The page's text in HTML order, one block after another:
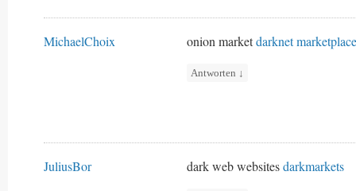
MichaelChoix onion marketdarknet marketplace
Antworten ↓
JuliusBor dark web websitesdarkmarkets